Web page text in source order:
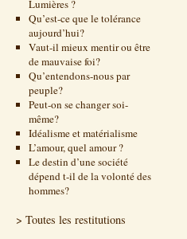
Lumières ?
Qu’est-ce que le tolérance
aujourd’hui?
Vaut-il mieux mentir ou être
de mauvaise foi?
Qu’entendons-nous par
peuple?
Peut-on se changer soi-
même?
Idéalisme et matérialisme
L’amour, quel amour ?
Le destin d’une société
dépend t-il de la volonté des
hommes?
> Toutes les restitutions